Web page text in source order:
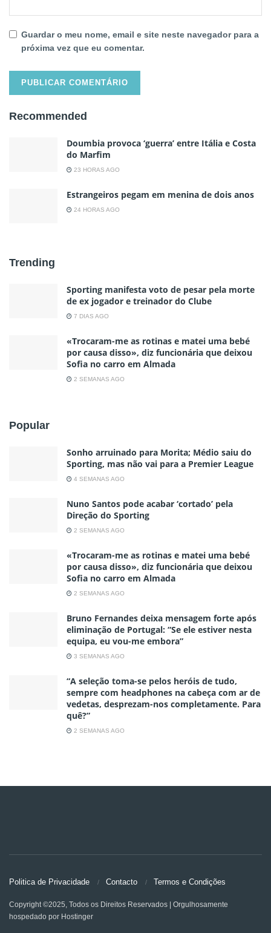
Guardar o meu nome, email e site neste navegador para a
próxima vez que eu comentar.
Recommended
Doumbia provoca ‘guerra’ entre Itália e Costa
do Marfim
23 HORAS AGO
Estrangeiros pegam em menina de dois anos
24 HORAS AGO
Trending
Sporting manifesta voto de pesar pela morte
de ex jogador e treinador do Clube
7 DIAS AGO
«Trocaram-me as rotinas e matei uma bebé
por causa disso», diz funcionária que deixou
Sofia no carro em Almada
2 SEMANAS AGO
Popular
Sonho arruinado para Morita; Médio saiu do
Sporting, mas não vai para a Premier League
4 SEMANAS AGO
Nuno Santos pode acabar ‘cortado’ pela
Direção do Sporting
2 SEMANAS AGO
«Trocaram-me as rotinas e matei uma bebé
por causa disso», diz funcionária que deixou
Sofia no carro em Almada
2 SEMANAS AGO
Bruno Fernandes deixa mensagem forte após
eliminação de Portugal: “Se ele estiver nesta
equipa, eu vou-me embora”
3 SEMANAS AGO
“A seleção toma-se pelos heróis de tudo,
sempre com headphones na cabeça com ar de
vedetas, desprezam-nos completamente. Para
quê?”
2 SEMANAS AGO
Politica de Privacidade Contacto Termos e Condições
Copyright ©2025, Todos os Direitos Reservados | Orgulhosamente
hospedado por Hostinger